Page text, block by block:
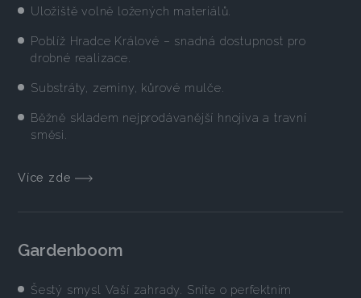
Uložiště volně ložených materiálů.
Poblíž Hradce Králové – snadná dostupnost pro
drobné realizace.
Substráty, zeminy, kůrové mulče.
Běžně skladem nejprodávanější hnojiva a travní
směsi.
Více zde
Gardenboom
Šestý smysl Vaší zahrady. Sníte o perfektním